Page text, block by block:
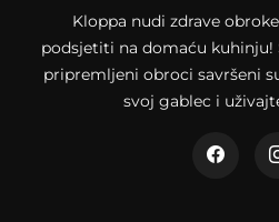
Kloppa nudi zdrave
podsjetiti na domaću kuhinju!
pripremljeni obroci savršeni
svoj gablec i